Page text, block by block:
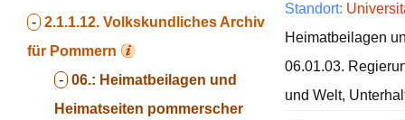
- 2.1.1.12. Volkskundliches Archiv
für Pommern
- 06.: Heimatbeilagen und
Heimatseiten pommerscher
Standort:
Heimatbeilagen
06.01.03.
und Welt,